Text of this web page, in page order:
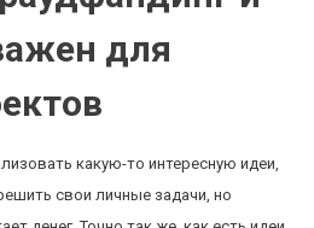
для
какую-то интересную идеи,
свои личные задачи, но